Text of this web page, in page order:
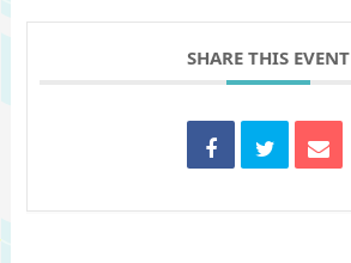
SHARE THIS EVENT